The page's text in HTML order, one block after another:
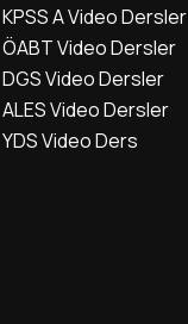
KPSS A Video Dersler
ÖABT Video Dersler
DGS Video Dersler
ALES Video Dersler
YDS Video Ders